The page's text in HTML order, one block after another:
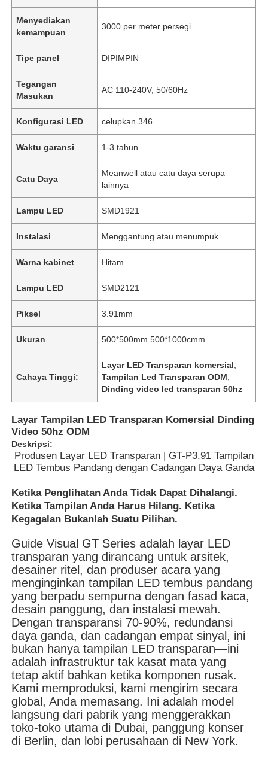
Rumah
Produk
Video
Pertunjukan VR
Tentang Kami
Menyediakan
kemampuan
3000 per meter persegi
Tipe panel DIPIMPIN
Tegangan
Masukan
AC 110-240V, 50/60Hz
Konfigurasi LED celupkan 346
Waktu garansi 1-3 tahun
Catu Daya
Meanwell atau catu daya serupa
lainnya
Lampu LED SMD1921
Instalasi Menggantung atau menumpuk
Warna kabinet Hitam
Lampu LED SMD2121
Piksel 3.91mm
Ukuran 500*500mm 500*1000cmm
Cahaya Tinggi:
Layar LED Transparan komersial
Tampilan Led Transparan ODM
Dinding video led transparan 50hz
Layar Tampilan LED Transparan Komersial Dinding
Video 50hz ODM
Deskripsi:
Produsen Layar LED Transparan | GT-P3.91 Tampilan
LED Tembus Pandang dengan Cadangan Daya Ganda
Ketika Penglihatan Anda Tidak Dapat Dihalangi.
Ketika Tampilan Anda Harus Hilang. Ketika
Kegagalan Bukanlah Suatu Pilihan.
Guide Visual GT Series adalah layar LED
transparan yang dirancang untuk arsitek,
desainer ritel, dan produser acara yang
menginginkan tampilan LED tembus pandang
yang berpadu sempurna dengan fasad kaca,
desain panggung, dan instalasi mewah.
Dengan transparansi 70-90%, redundansi
daya ganda, dan cadangan empat sinyal, ini
bukan hanya tampilan LED transparan—ini
adalah infrastruktur tak kasat mata yang
tetap aktif bahkan ketika komponen rusak.
Kami memproduksi, kami mengirim secara
global, Anda memasang. Ini adalah model
langsung dari pabrik yang menggerakkan
toko-toko utama di Dubai, panggung konser
di Berlin, dan lobi perusahaan di New York.